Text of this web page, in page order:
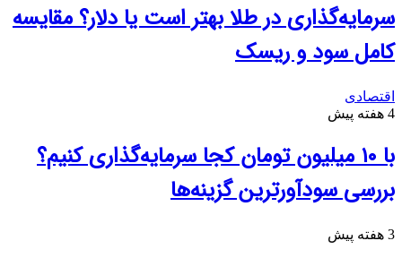
سرمایه‌گذاری در طلا بهتر است یا دلار؟ مقایسه
کامل سود و ریسک
اقتصادی
4 هفته پیش
با ۱۰ میلیون تومان کجا سرمایه‌گذاری کنیم؟
بررسی سودآورترین گزینه‌ها
3 هفته پیش